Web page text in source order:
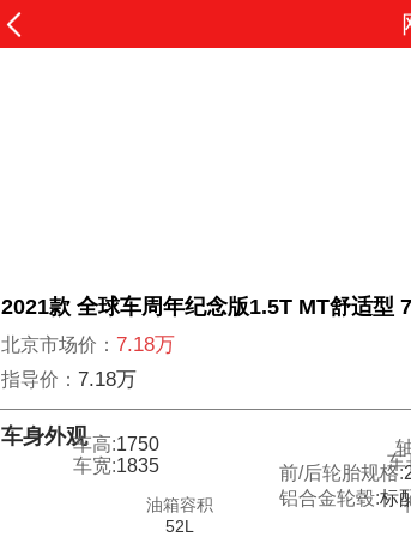
2021款 全球车周年纪念版1.5T MT舒适型
北京市场价： 7.18万
指导价： 7.18万
车身外观
车
车宽:1835
车高:1750
前/后轮胎规格:
铝合金轮毂:标
油箱容积
52L